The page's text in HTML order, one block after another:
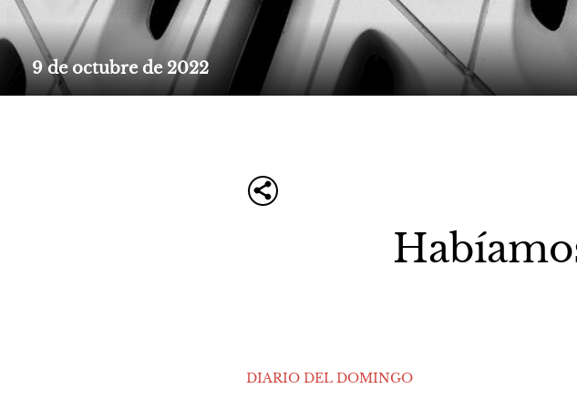
9 de octubre de 2022
DIARIO DEL DOMINGO